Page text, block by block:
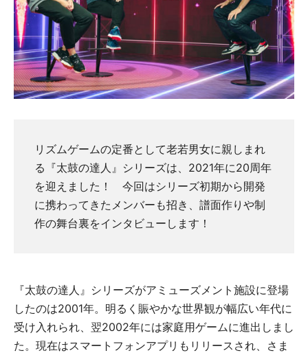
リズムゲームの定番として老若男女に親しまれ
る『太鼓の達人』シリーズは、2021年に20周年
を迎えました！ 今回はシリーズ初期から開発
に携わってきたメンバーも招き、譜面作りや制
作の舞台裏をインタビューします！
『太鼓の達人』シリーズがアミューズメント施設に登場
したのは2001年。明るく賑やかな世界観が幅広い年代に
受け入れられ、翌2002年には家庭用ゲームに進出しまし
た。現在はスマートフォンアプリもリリースされ、さま